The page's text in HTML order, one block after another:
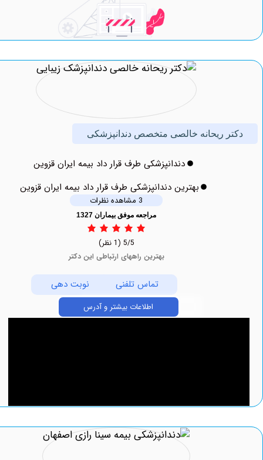
ریحانه خالصی متخصص دندانپزشکی
دندانپزشکی طرف قرار داد بیمه ایران قزوین
بهترین دندانپزشکی طرف قرار داد بیمه ایران قزوین
مراجعه موفق بیماران 1327
بهترین راههای ارتباطی این دکتر
تماس تلفنی نوبت دهی
اطلاعات بیشتر و آدرس